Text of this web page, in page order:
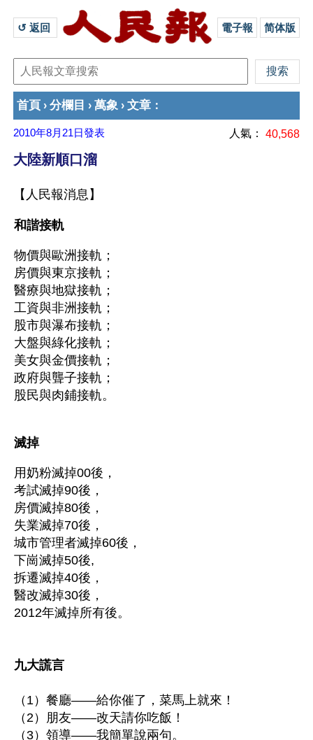
↺ 返回 電子報 简体版
首頁 › 分欄目 › 萬象 › 文章 ：
2010年8月21日發表 人氣： 40,568
大陸新順口溜
【人民報消息】
和諧接軌
物價與歐洲接軌；
房價與東京接軌；
醫療與地獄接軌；
工資與非洲接軌；
股市與瀑布接軌；
大盤與綠化接軌；
美女與金價接軌；
政府與聾子接軌；
股民與肉鋪接軌。
滅掉
用奶粉滅掉00後，
考試滅掉90後，
房價滅掉80後，
失業滅掉70後，
城市管理者滅掉60後，
下崗滅掉50後,
拆遷滅掉40後，
醫改滅掉30後，
2012年滅掉所有後。
九大謊言
（1）餐廳——給你催了，菜馬上就來！
（2）朋友——改天請你吃飯！
（3）領導——我簡單說兩句。